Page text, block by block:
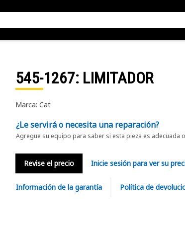
545-1267: LIMITADOR
Marca: Cat
¿Le servirá o necesita una reparación?
Agregue su equipo para saber si esta pieza es adecuada
Revise el precio Inicie sesión para ver su
Información de la garantía Política de